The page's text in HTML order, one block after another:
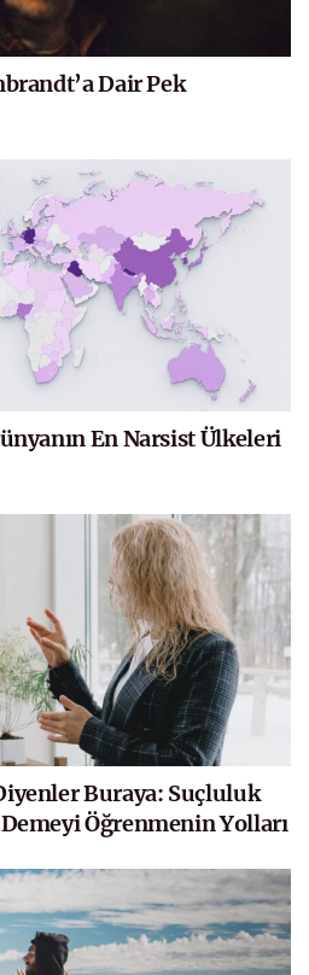
Dair Pek
En Narsist Ülkeleri
Buraya: Suçluluk
Öğrenmenin Yolları